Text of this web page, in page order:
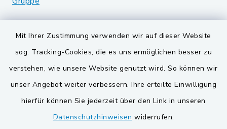
Mit Ihrer Zustimmung verwenden wir auf dieser Website
sog. Tracking-Cookies, die es uns ermöglichen besser zu
verstehen, wie unsere Website genutzt wird. So können wir
unser Angebot weiter verbessern. Ihre erteilte Einwilligung
hierfür können Sie jederzeit über den Link in unseren
Datenschutzhinweisen widerrufen.
Landkreis Schwandorf
VG und Gemeinden
Gemeinde Schwarzach bei Nabburg
Gemeinde Stulln